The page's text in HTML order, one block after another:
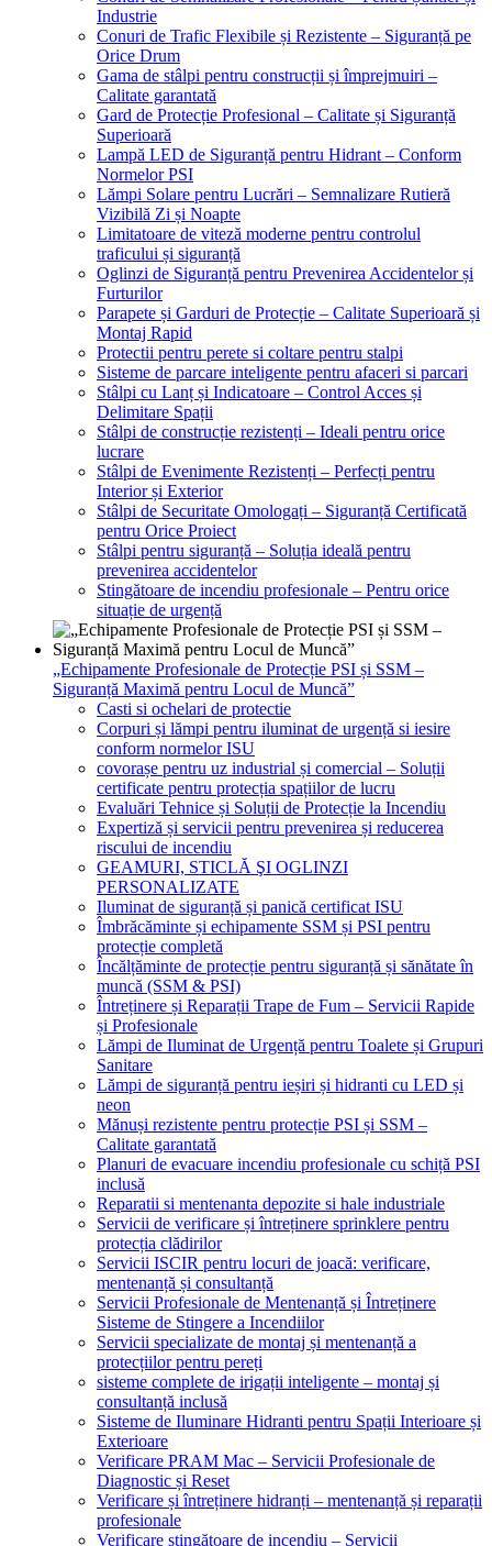
Industrie
Conuri de Trafic Flexibile și Rezistente – Siguranță pe
Orice Drum
Gama de stâlpi pentru construcții și împrejmuiri –
Calitate garantată
Gard de Protecție Profesional – Calitate și Siguranță
Superioară
Lampă LED de Siguranță pentru Hidrant – Conform
Normelor PSI
Lămpi Solare pentru Lucrări – Semnalizare Rutieră
Vizibilă Zi și Noapte
Limitatoare de viteză moderne pentru controlul
traficului și siguranță
Oglinzi de Siguranță pentru Prevenirea Accidentelor și
Furturilor
Parapete și Garduri de Protecție – Calitate Superioară și
Montaj Rapid
Protectii pentru perete si coltare pentru stalpi
Sisteme de parcare inteligente pentru afaceri si parcari
Stâlpi cu Lanț și Indicatoare – Control Acces și
Delimitare Spații
Stâlpi de construcție rezistenți – Ideali pentru orice
lucrare
Stâlpi de Evenimente Rezistenți – Perfecți pentru
Interior și Exterior
Stâlpi de Securitate Omologați – Siguranță Certificată
pentru Orice Proiect
Stâlpi pentru siguranță – Soluția ideală pentru
prevenirea accidentelor
Stingătoare de incendiu profesionale – Pentru orice
situație de urgență
„Echipamente Profesionale de Protecție PSI și SSM –
Siguranță Maximă pentru Locul de Muncă”
Casti si ochelari de protectie
Corpuri și lămpi pentru iluminat de urgență si iesire
conform normelor ISU
covorașe pentru uz industrial și comercial – Soluții
certificate pentru protecția spațiilor de lucru
Evaluări Tehnice și Soluții de Protecție la Incendiu
Expertiză și servicii pentru prevenirea și reducerea
riscului de incendiu
GEAMURI, STICLĂ ŞI OGLINZI
PERSONALIZATE
Iluminat de siguranță și panică certificat ISU
Îmbrăcăminte și echipamente SSM și PSI pentru
protecție completă
Încălțăminte de protecție pentru siguranță și sănătate în
muncă (SSM & PSI)
Întreținere și Reparații Trape de Fum – Servicii Rapide
și Profesionale
Lămpi de Iluminat de Urgență pentru Toalete și Grupuri
Sanitare
Lămpi de siguranță pentru ieșiri și hidranti cu LED și
neon
Mănuși rezistente pentru protecție PSI și SSM –
Calitate garantată
Planuri de evacuare incendiu profesionale cu schiță PSI
inclusă
Reparatii si mentenanta depozite si hale industriale
Servicii de verificare și întreținere sprinklere pentru
protecția clădirilor
Servicii ISCIR pentru locuri de joacă: verificare,
mentenanță și consultanță
Servicii Profesionale de Mentenanță și Întreținere
Sisteme de Stingere a Incendiilor
Servicii specializate de montaj și mentenanță a
protecțiilor pentru pereți
sisteme complete de irigații inteligente – montaj și
consultanță inclusă
Sisteme de Iluminare Hidranti pentru Spații Interioare și
Exterioare
Verificare PRAM Mac – Servicii Profesionale de
Diagnostic și Reset
Verificare și întreținere hidranți – mentenanță și reparații
profesionale
Verificare stingătoare de incendiu – Servicii